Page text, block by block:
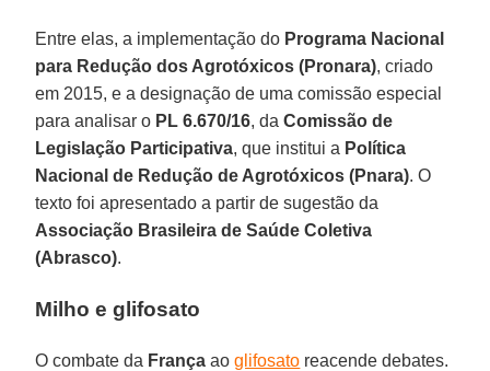
Entre elas, a implementação do Programa Nacional
para Redução dos Agrotóxicos (Pronara), criado
em 2015, e a designação de uma comissão especial
para analisar o PL 6.670/16, daComissão de
Legislação Participativa, que institui a Política
Nacional de Redução de Agrotóxicos (Pnara). O
texto foi apresentado a partir de sugestão da
Associação Brasileira de Saúde Coletiva
(Abrasco).
Milho e glifosato
O combate da França aoglifosato reacende debates.